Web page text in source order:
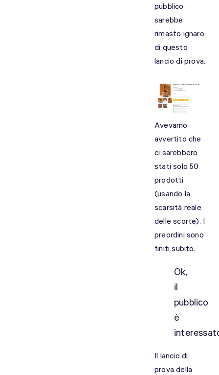
pubblico
sarebbe
rimasto ignaro
di questo
lancio di prova.
Avevamo
avvertito che
ci sarebbero
stati solo 50
prodotti
(usando la
scarsità reale
delle scorte). I
preordini sono
finiti subito.
Ok,
il
pubblico
è
Il lancio di
prova della